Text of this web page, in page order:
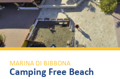
MARINA DI BIBBONA
Camping Village Il